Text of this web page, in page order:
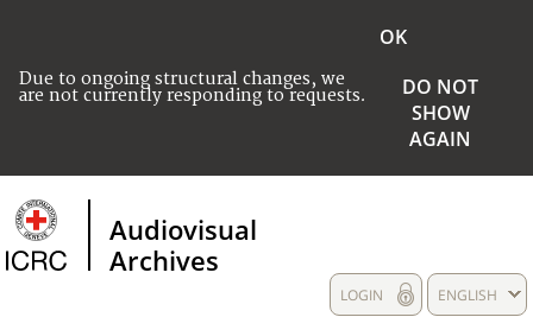
Due to ongoing structural changes, we
are not currently responding to requests.
OK
DO NOT
SHOW
AGAIN
Audiovisual
Archives
ENGLISH
LOGIN